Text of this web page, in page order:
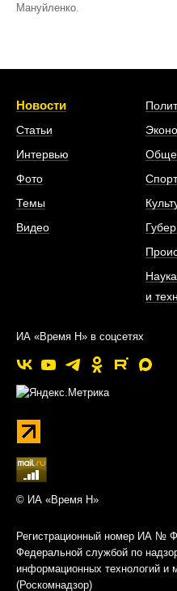
Мануйленко.
Новости
Статьи
Интервью
Фото
Темы
Видео
Спорт
Наука
и
ИА «Время Н» в соцсетях
© ИА «Время Н»
Регистрационный номер ИА №
Федеральной службой по
информационных технологий и
(Роскомнадзор)